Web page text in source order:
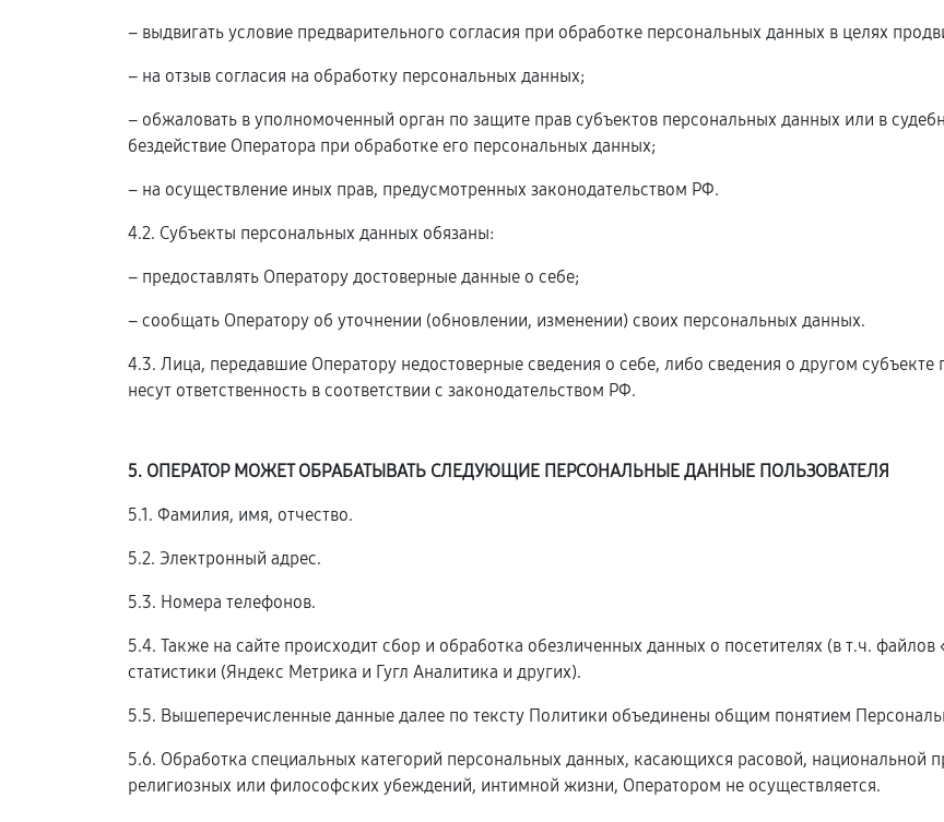
– выдвигать условие предварительного согласия при обработке персональных данных в целях
– на отзыв согласия на обработку персональных данных;
– обжаловать в уполномоченный орган по защите прав субъектов персональных данных или в
бездействие Оператора при обработке его персональных данных;
– на осуществление иных прав, предусмотренных законодательством РФ.
4.2. Субъекты персональных данных обязаны:
– предоставлять Оператору достоверные данные о себе;
– сообщать Оператору об уточнении (обновлении, изменении) своих персональных данных.
4.3. Лица, передавшие Оператору недостоверные сведения о себе, либо сведения о другом субъекте
несут ответственность в соответствии с законодательством РФ.
5. ОПЕРАТОР МОЖЕТ ОБРАБАТЫВАТЬ СЛЕДУЮЩИЕ ПЕРСОНАЛЬНЫЕ ДАННЫЕ ПОЛЬЗОВАТЕЛЯ
5.1. Фамилия, имя, отчество.
5.2. Электронный адрес.
5.3. Номера телефонов.
5.4. Также на сайте происходит сбор и обработка обезличенных данных о посетителях (в т.ч.
статистики (Яндекс Метрика и Гугл Аналитика и других).
5.5. Вышеперечисленные данные далее по тексту Политики объединены общим понятием
5.6. Обработка специальных категорий персональных данных, касающихся расовой, национальной
религиозных или философских убеждений, интимной жизни, Оператором не осуществляется.